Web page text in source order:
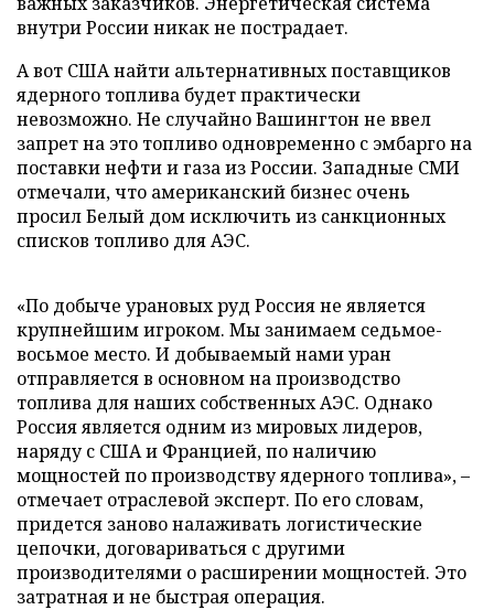
внутри России никак не пострадает.
А вот США найти альтернативных поставщиков
ядерного топлива будет практически
невозможно. Не случайно Вашингтон не ввел
запрет на это топливо одновременно с эмбарго на
поставки нефти и газа из России. Западные СМИ
отмечали, что американский бизнес очень
просил Белый дом исключить из санкционных
списков топливо для АЭС.
«По добыче урановых руд Россия не является
крупнейшим игроком. Мы занимаем седьмое-
восьмое место. И добываемый нами уран
отправляется в основном на производство
топлива для наших собственных АЭС. Однако
Россия является одним из мировых лидеров,
наряду с США и Францией, по наличию
мощностей по производству ядерного топлива», –
отмечает отраслевой эксперт. По его словам,
придется заново налаживать логистические
цепочки, договариваться с другими
производителями о расширении мощностей. Это
затратная и не быстрая операция.